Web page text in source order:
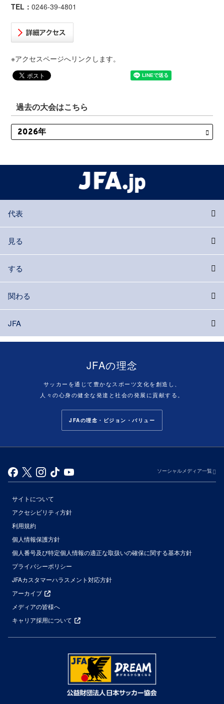
TEL：0246-39-4801
※アクセスページへリンクします。
過去の大会はこちら
代表
見る
する
関わる
JFA
JFAの理念
サッカーを通じて豊かなスポーツ文化を創造し、
人々の心身の健全な発達と社会の発展に貢献する。
JFAの理念・ビジョン・バリュー
ソーシャルメディア一覧
サイトについて
アクセシビリティ方針
利用規約
個人情報保護方針
個人番号及び特定個人情報の適正な取扱いの確保に関する基本方針
プライバシーポリシー
JFAカスタマーハラスメント対応方針
アーカイブ
メディアの皆様へ
キャリア採用について